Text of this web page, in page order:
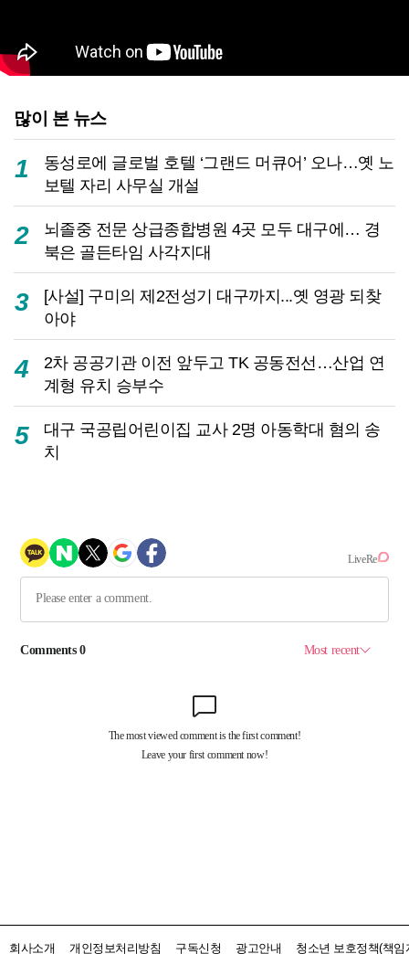
많이 본 뉴스
1
동성로에 글로벌 호텔 ‘그랜드 머큐어’ 오나…옛 노
보텔 자리 사무실 개설
2
뇌졸중 전문 상급종합병원 4곳 모두 대구에… 경
북은 골든타임 사각지대
3
[사설] 구미의 제2전성기 대구까지...옛 영광 되찾
아야
4
2차 공공기관 이전 앞두고 TK 공동전선…산업 연
계형 유치 승부수
5
대구 국공립어린이집 교사 2명 아동학대 혐의 송
치
회사소개 개인정보처리방침 구독신청 광고안내 청소년 보호정책(책임